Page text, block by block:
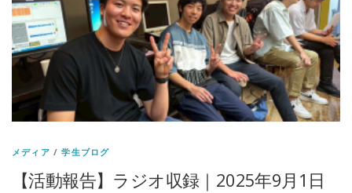
メディア /学生ブログ
【活動報告】ラジオ収録｜2025年9月1日